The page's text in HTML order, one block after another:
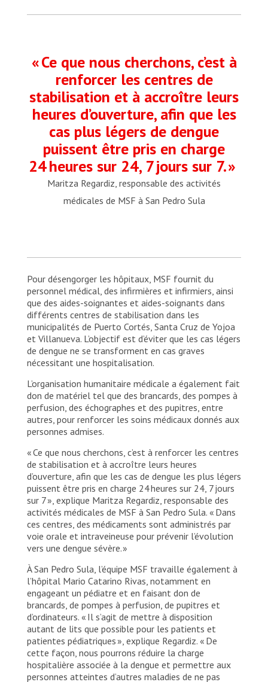
« Ce que nous cherchons, c’est à
renforcer les centres de
stabilisation et à accroître leurs
heures d’ouverture, afin que les
cas plus légers de dengue
puissent être pris en charge
24 heures sur 24, 7 jours sur 7. »
Maritza Regardiz, responsable des activités
médicales de MSF à San Pedro Sula
Pour désengorger les hôpitaux, MSF fournit du
personnel médical, des infirmières et infirmiers, ainsi
que des aides-soignantes et aides-soignants dans
différents centres de stabilisation dans les
municipalités de Puerto Cortés, Santa Cruz de Yojoa
et Villanueva. L’objectif est d’éviter que les cas légers
de dengue ne se transforment en cas graves
nécessitant une hospitalisation.
L’organisation humanitaire médicale a également fait
don de matériel tel que des brancards, des pompes à
perfusion, des échographes et des pupitres, entre
autres, pour renforcer les soins médicaux donnés aux
personnes admises.
« Ce que nous cherchons, c’est à renforcer les centres
de stabilisation et à accroître leurs heures
d’ouverture, afin que les cas de dengue les plus légers
puissent être pris en charge 24 heures sur 24, 7 jours
sur 7 », explique Maritza Regardiz, responsable des
activités médicales de MSF à San Pedro Sula. « Dans
ces centres, des médicaments sont administrés par
voie orale et intraveineuse pour prévenir l’évolution
vers une dengue sévère. »
À San Pedro Sula, l’équipe MSF travaille également à
l’hôpital Mario Catarino Rivas, notamment en
engageant un pédiatre et en faisant don de
brancards, de pompes à perfusion, de pupitres et
d’ordinateurs. « Il s’agit de mettre à disposition
autant de lits que possible pour les patients et
patientes pédiatriques », explique Regardiz. « De
cette façon, nous pourrons réduire la charge
hospitalière associée à la dengue et permettre aux
personnes atteintes d’autres maladies de ne pas